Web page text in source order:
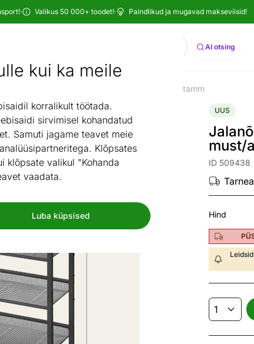
kui ka meile
korralikult töötada.
sirvimisel kohandatud
Samuti jagame teavet meie
Klõpsates
klõpsate valikul "Kohanda
vaadata.
Luba küpsised
· Valikus 50 000+ toodet!· Paindlikud ja mugavad makseviisid!
Otsi AI otsing
Jalanõuderiiul 93 cm, must/artisan tamm
UUS
must/
ID 509438
Hind